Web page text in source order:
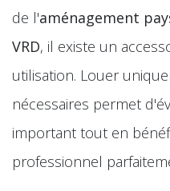
de l'aménagement
VRD, il existe un
utilisation. Louer
nécessaires permet
important tout en
professionnel